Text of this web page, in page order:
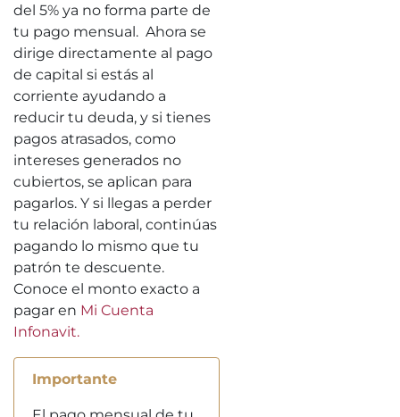
del 5% ya no forma parte de
tu pago mensual. Ahora se
dirige directamente al pago
de capital si estás al
corriente ayudando a
reducir tu deuda, y si tienes
pagos atrasados, como
intereses generados no
cubiertos, se aplican para
pagarlos. Y si llegas a perder
tu relación laboral, continúas
pagando lo mismo que tu
patrón te descuente.
Conoce el monto exacto a
pagar en Mi Cuenta
Infonavit.
Importante